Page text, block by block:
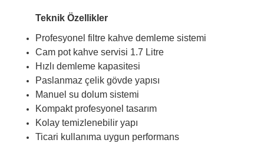
Teknik Özellikler
Profesyonel filtre kahve demleme sistemi
Cam pot kahve servisi 1.7 Litre
Hızlı demleme kapasitesi
Paslanmaz çelik gövde yapısı
Manuel su dolum sistemi
Kompakt profesyonel tasarım
Kolay temizlenebilir yapı
Ticari kullanıma uygun performans